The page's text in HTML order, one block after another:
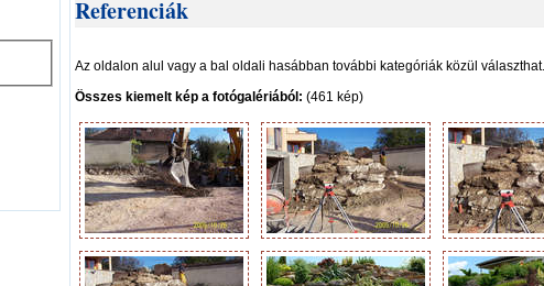
Referenciák
Az oldalon alul vagy a bal oldali hasábban további kategóriák közül választhat.
Összes kiemelt kép a fotógalériából: (461 kép)